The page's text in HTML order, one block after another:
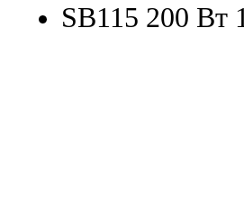
SB115 200 Вт